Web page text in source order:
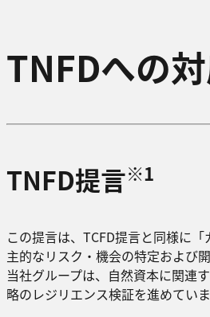
TNFDへの
TNFD提言※1
この提言は、TCFD提言と同様に
主的なリスク・機会の特定および
当社グループは、自然資本に関連
略のレジリエンス検証を進めてい